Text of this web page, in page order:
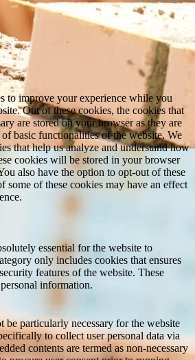
to improve your experience while you
Out of these cookies, the cookies that
are stored on your browser as they are
basic functionalities of the website. We
that help us analyze and understand how
cookies will be stored in your browser
also have the option to opt-out of these
some of these cookies may have an effect
essential for the website to
only includes cookies that ensures
features of the website. These
information.
be particularly necessary for the website
to collect user personal data via
contents are termed as non-necessary